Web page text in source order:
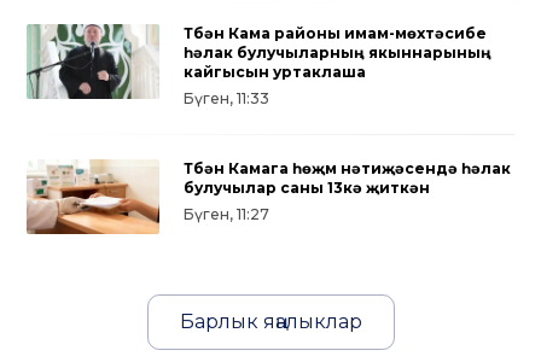
Түбән Кама районы имам-мөхтәсибе
һәлак булучыларның якыннарының
кайгысын уртаклаша
Бүген, 11:33
Түбән Камага һөҗүм нәтиҗәсендә һәлак
булучылар саны 13кә җиткән
Бүген, 11:27
Барлык яңалыклар